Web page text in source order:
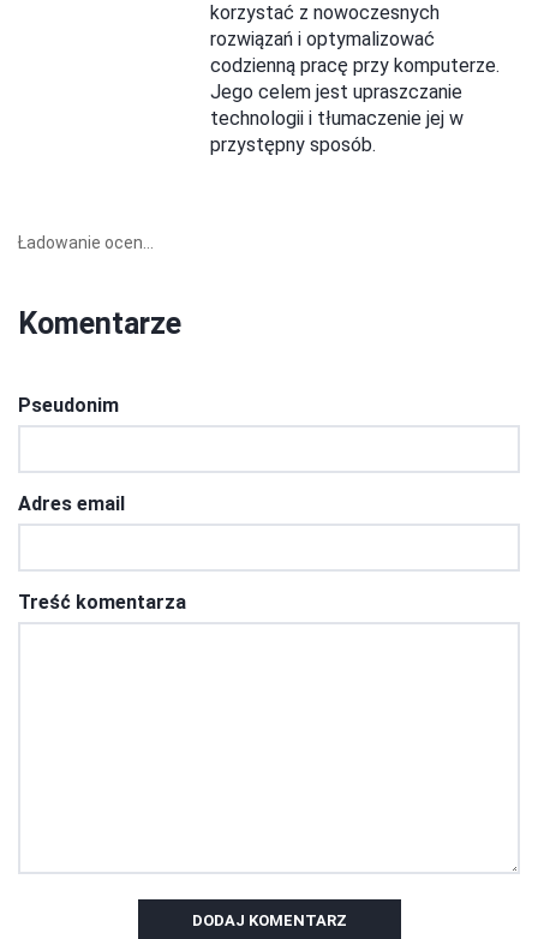
korzystać z nowoczesnych
rozwiązań i optymalizować
codzienną pracę przy komputerze.
Jego celem jest upraszczanie
technologii i tłumaczenie jej w
przystępny sposób.
Ładowanie ocen...
Komentarze
Pseudonim
Adres email
Treść komentarza
DODAJ KOMENTARZ